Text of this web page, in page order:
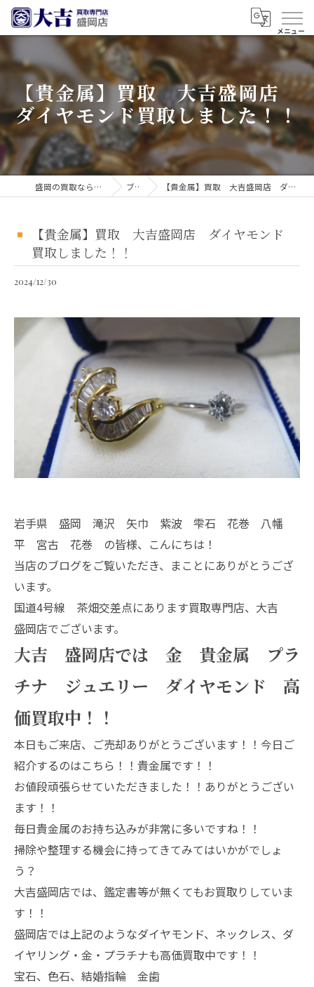
【貴金属】買取 大吉盛岡店
ダイヤモンド買取しました！！
盛岡の買取なら買取大吉 盛岡店 ブログ 【貴金属】買取 大吉盛岡店 ダイヤモンド買取しました！！
【貴金属】買取 大吉盛岡店 ダイヤモンド
買取しました！！
2024/12/30
岩手県 盛岡 滝沢 矢巾 紫波 雫石 花巻 八幡
平 宮古 花巻 の皆様、こんにちは！
当店のブログをご覧いただき、まことにありがとうござ
います。
国道4号線 茶畑交差点にあります買取専門店、大吉
盛岡店でございます。
大吉 盛岡店では 金 貴金属 プラ
チナ ジュエリー ダイヤモンド 高
価買取中！！
本日もご来店、ご売却ありがとうございます！！今日ご
紹介するのはこちら！！貴金属です！！
お値段頑張らせていただきました！！ありがとうござい
ます！！
毎日貴金属のお持ち込みが非常に多いですね！！
掃除や整理する機会に持ってきてみてはいかがでしょ
う？
大吉盛岡店では、鑑定書等が無くてもお買取りしていま
す！！
盛岡店では上記のようなダイヤモンド、ネックレス、ダ
イヤリング・金・プラチナも高価買取中です！！
宝石、色石、結婚指輪 金歯